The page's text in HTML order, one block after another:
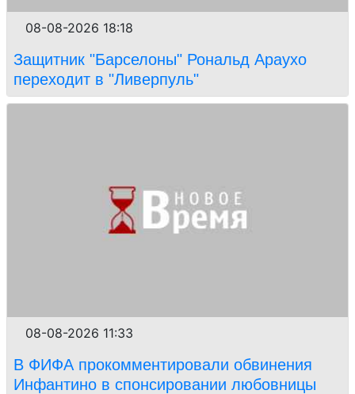
08-08-2026 18:18
Защитник "Барселоны" Рональд Араухо
переходит в "Ливерпуль"
08-08-2026 11:33
В ФИФА прокомментировали обвинения
Инфантино в спонсировании любовницы